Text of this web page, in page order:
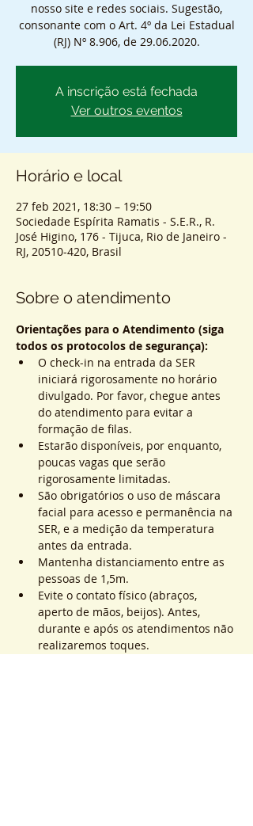
nosso site e redes sociais. Sugestão,
consonante com o Art. 4º da Lei Estadual
(RJ) Nº 8.906, de 29.06.2020.
A inscrição está fechada
Ver outros eventos
Horário e local
27 feb 2021, 18:30 – 19:50
Sociedade Espírita Ramatis - S.E.R., R.
José Higino, 176 - Tijuca, Rio de Janeiro -
RJ, 20510-420, Brasil
Sobre o atendimento
Orientações para o Atendimento (siga
todos os protocolos de segurança):
O check-in na entrada da SER
iniciará rigorosamente no horário
divulgado. Por favor, chegue antes
do atendimento para evitar a
formação de filas.
Estarão disponíveis, por enquanto,
poucas vagas que serão
rigorosamente limitadas.
São obrigatórios o uso de máscara
facial para acesso e permanência na
SER, e a medição da temperatura
antes da entrada.
Mantenha distanciamento entre as
pessoas de 1,5m.
Evite o contato físico (abraços,
aperto de mãos, beijos). Antes,
durante e após os atendimentos não
realizaremos toques.